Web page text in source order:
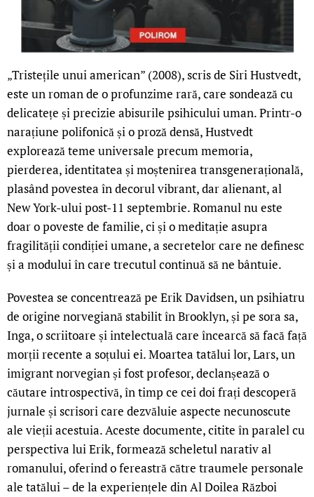
„Tristețile unui american” (2008), scris de Siri Hustvedt,
este un roman de o profunzime rară, care sondează cu
delicatețe și precizie abisurile psihicului uman. Printr-o
narațiune polifonică și o proză densă, Hustvedt
explorează teme universale precum memoria,
pierderea, identitatea și moștenirea transgenerațională,
plasând povestea în decorul vibrant, dar alienant, al
New York-ului post-11 septembrie. Romanul nu este
doar o poveste de familie, ci și o meditație asupra
fragilității condiției umane, a secretelor care ne definesc
și a modului în care trecutul continuă să ne bântuie.
Povestea se concentrează pe Erik Davidsen, un psihiatru
de origine norvegiană stabilit în Brooklyn, și pe sora sa,
Inga, o scriitoare și intelectuală care încearcă să facă față
morții recente a soțului ei. Moartea tatălui lor, Lars, un
imigrant norvegian și fost profesor, declanșează o
căutare introspectivă, în timp ce cei doi frați descoperă
jurnale și scrisori care dezvăluie aspecte necunoscute
ale vieții acestuia. Aceste documente, citite în paralel cu
perspectiva lui Erik, formează scheletul narativ al
romanului, oferind o fereastră către traumele personale
ale tatălui – de la experiențele din Al Doilea Război